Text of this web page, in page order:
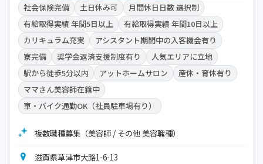
社会保険完備 土日休み可
月間休日日数 選択制
有給取得実績 年間5日以上
有給取得実績 年間10日以上
カリキュラム充実
アシスタント期間中の入客機会有り
寮完備
奨学金返済支援制度有り
人気エリアに立地
駅から徒歩5分以内
アットホームサロン
産休・育休有り
ママさん美容師在籍中
車・バイク通勤OK（社員駐車場有り）
複数職種募集（美容師 / その他 美容職種）
滋賀県草津市大路1-6-13